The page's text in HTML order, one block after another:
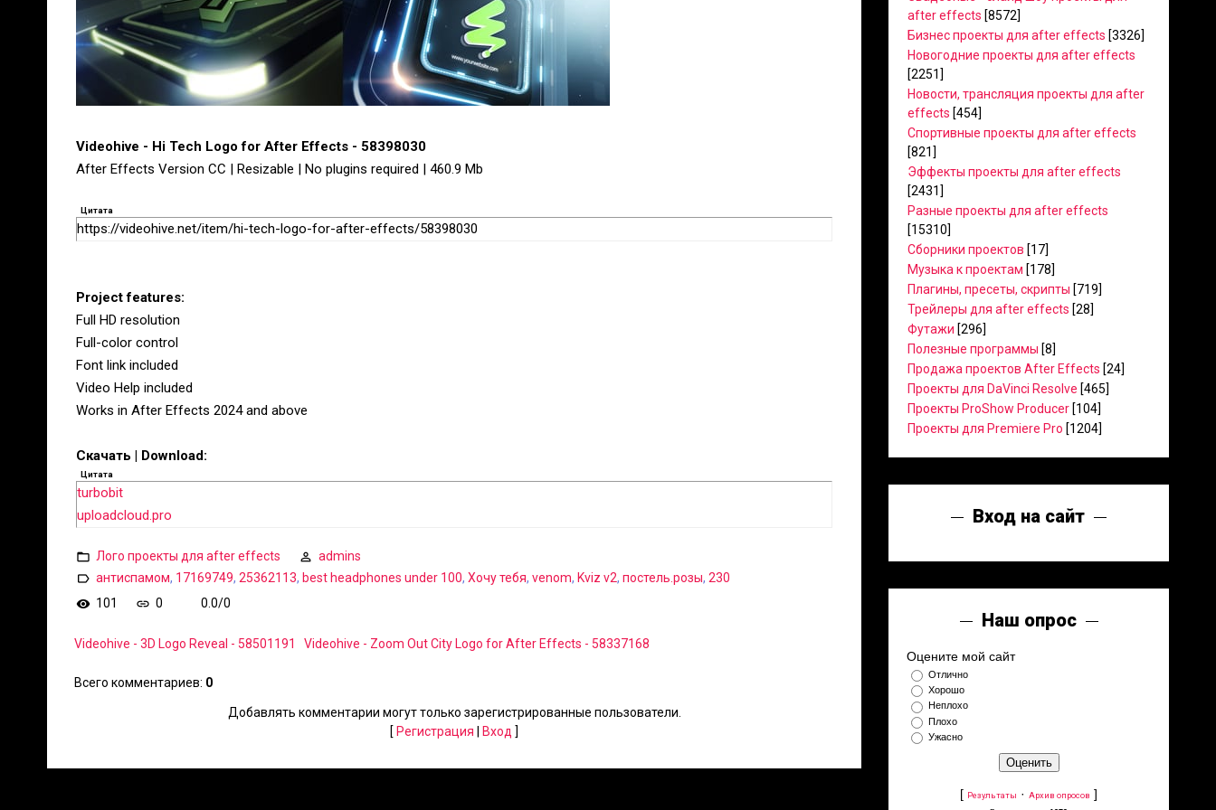
Videohive - Hi Tech Logo for After Effects - 58398030
After Effects Version CC | Resizable | No plugins required | 460.9 Mb
Цитата
https://videohive.net/item/hi-tech-logo-for-after-effects/58398030
Project features:
Full HD resolution
Full-color control
Font link included
Video Help included
Works in After Effects 2024 and above
Скачать | Download:
Цитата
turbobit
uploadcloud.pro
Лого проекты для after effects
admins
антиспамом, 17169749, 25362113, best headphones under 100, Хочу тебя, venom, Kviz v2, постель.розы, 230
101
0 0.0/0
Videohive - 3D Logo Reveal - 58501191 Videohive - Zoom Out City Logo for After Effects - 58337168
Всего комментариев: 0
Добавлять комментарии могут только зарегистрированные пользователи.
[ Регистрация Вход ]
after effects [8572]
Бизнес проекты для after effects [3326]
Новогодние проекты для after effects
[2251]
Новости, трансляция проекты для after
effects [454]
Спортивные проекты для after effects
[821]
Эффекты проекты для after effects
[2431]
Разные проекты для after effects
[15310]
Сборники проектов [17]
Музыка к проектам [178]
Плагины, пресеты, скрипты [719]
Трейлеры для after effects [28]
Футажи [296]
Полезные программы [8]
Продажа проектов After Effects [24]
Проекты для DaVinci Resolve [465]
Проекты ProShow Producer [104]
Проекты для Premiere Pro [1204]
Вход на сайт
Наш опрос
Оцените мой сайт
Отлично
Хорошо
Неплохо
Плохо
Ужасно
[ Результаты · Архив опросов ]